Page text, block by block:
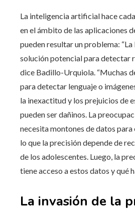
La inteligencia artificial hace
en el ámbito de las aplicaciones
pueden resultar un problema: “La
solución potencial para detectar
dice Badillo-Urquiola. “Muchas
para detectar lenguaje o
la inexactitud y los prejuicios de
pueden ser dañinos. La
necesita montones de datos para
lo que la precisión depende de
de los adolescentes. Luego, la
tiene acceso a estos datos y qué
La invasión de la